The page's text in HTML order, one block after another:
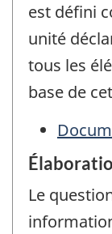
est défini
unité
tous les
base de
Le